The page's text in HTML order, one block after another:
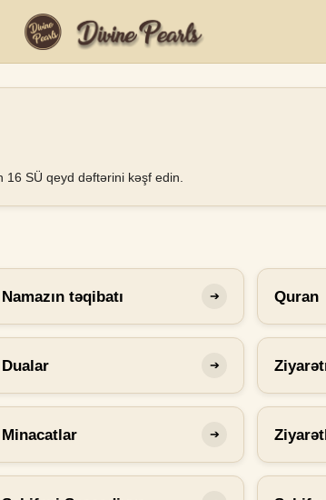
SÜ qeyd dəftərini kəşf edin.
Namazın təqibatı ➔ Quran
Dualar ➔
Minacatlar ➔